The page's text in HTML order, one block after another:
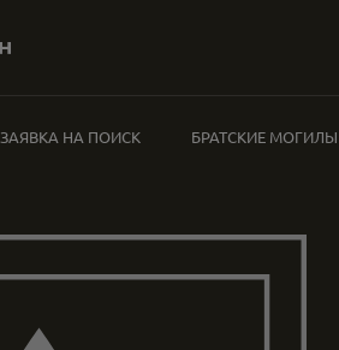
ЗАЯВКА НА ПОИСК БРАТСКИЕ МОГИЛЫ